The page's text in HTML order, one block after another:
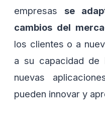
empresas se
cambios del
los clientes o a
a su capacidad de
nuevas
pueden innovar y